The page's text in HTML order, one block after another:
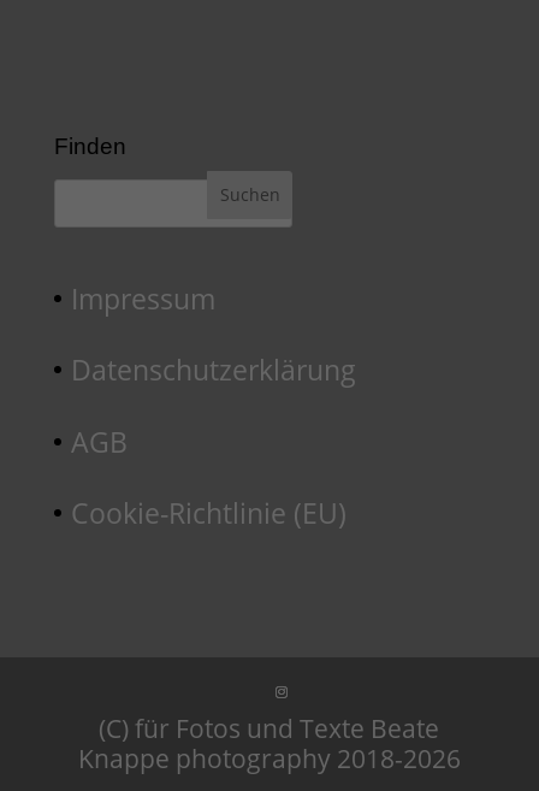
Finden
Impressum
Datenschutzerklärung
AGB
Cookie-Richtlinie (EU)
(C) für Fotos und Texte Beate
Knappe photography 2018-2026